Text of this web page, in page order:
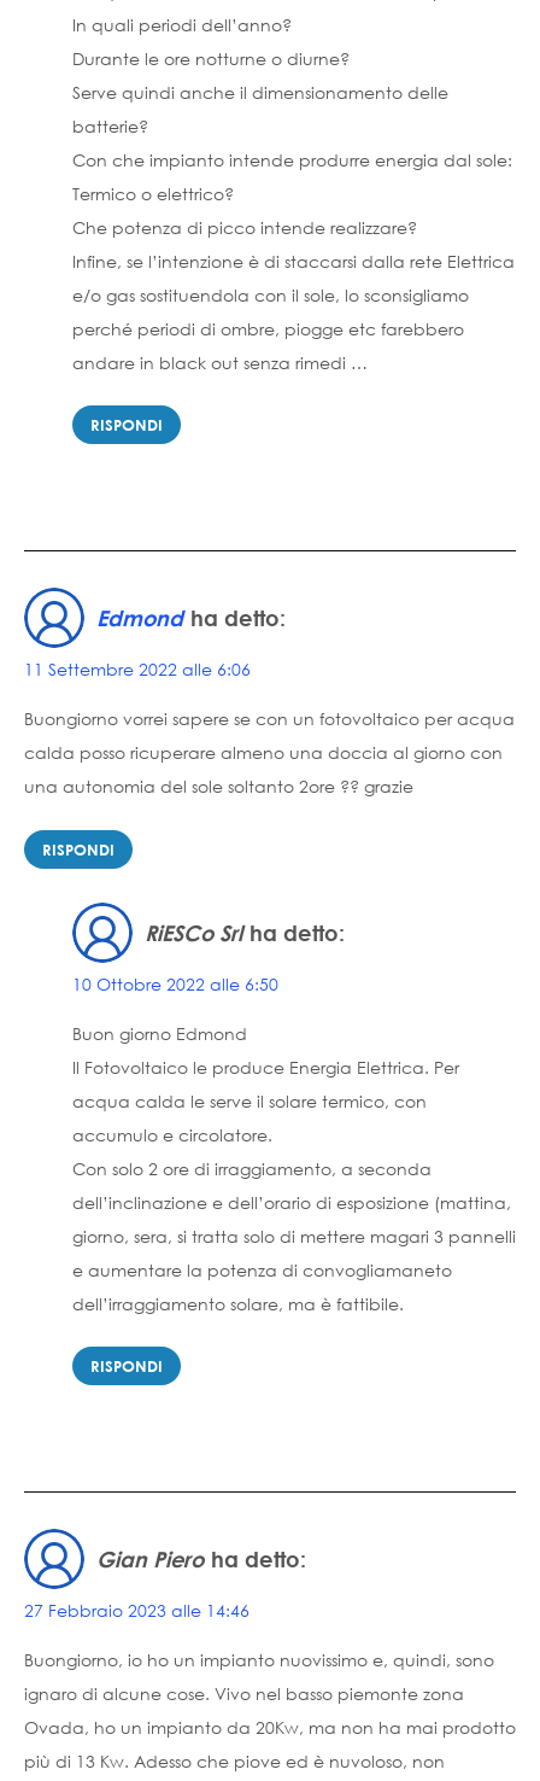
In quali periodi dell’anno?
Durante le ore notturne o diurne?
Serve quindi anche il dimensionamento delle
batterie?
Con che impianto intende produrre energia dal sole:
Termico o elettrico?
Che potenza di picco intende realizzare?
Infine, se l’intenzione è di staccarsi dalla rete Elettrica
e/o gas sostituendola con il sole, lo sconsigliamo
perché periodi di ombre, piogge etc farebbero
andare in black out senza rimedi …
RISPONDI
Edmond ha detto:
11 Settembre 2022 alle 6:06
Buongiorno vorrei sapere se con un fotovoltaico per acqua
calda posso ricuperare almeno una doccia al giorno con
una autonomia del sole soltanto 2ore ?? grazie
RISPONDI
RiESCo Srl ha detto:
10 Ottobre 2022 alle 6:50
Buon giorno Edmond
Il Fotovoltaico le produce Energia Elettrica. Per
acqua calda le serve il solare termico, con
accumulo e circolatore.
Con solo 2 ore di irraggiamento, a seconda
dell’inclinazione e dell’orario di esposizione (mattina,
giorno, sera, si tratta solo di mettere magari 3 pannelli
e aumentare la potenza di convogliamaneto
dell’irraggiamento solare, ma è fattibile.
RISPONDI
Gian Piero ha detto:
27 Febbraio 2023 alle 14:46
Buongiorno, io ho un impianto nuovissimo e, quindi, sono
ignaro di alcune cose. Vivo nel basso piemonte zona
Ovada, ho un impianto da 20Kw, ma non ha mai prodotto
più di 13 Kw. Adesso che piove ed è nuvoloso, non